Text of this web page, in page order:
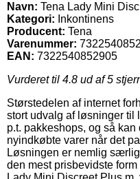
Navn: Tena Lady Mini
Kategori: Inkontinens
Producent: Tena
Varenummer:
EAN: 7322540852905
Vurderet til 4.8 ud af 5
Størstedelen af internet
stort udvalg af løsninger til
p.t. pakkeshops, og så
nyindkøbte varer når det
Løsningen er nemlig
den mest prisbevidste